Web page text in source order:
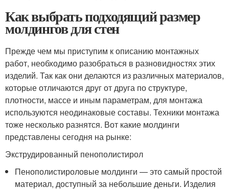
Как выбрать подходящий размер
молдингов для стен
Прежде чем мы приступим к описанию монтажных
работ, необходимо разобраться в разновидностях этих
изделий. Так как они делаются из различных материалов,
которые отличаются друг от друга по структуре,
плотности, массе и иным параметрам, для монтажа
используются неодинаковые составы. Техники монтажа
тоже несколько разнятся. Вот какие молдинги
представлены сегодня на рынке:
Экструдированный пенополистирол
Пенополистироловые молдинги — это самый простой
материал, доступный за небольшие деньги. Изделия